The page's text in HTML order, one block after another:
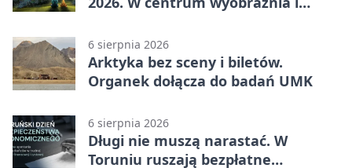
6 sierpnia 2026
Arktyka bez sceny i biletów.
Organek dołącza do badań UMK
6 sierpnia 2026
Długi nie muszą narastać. W
Toruniu ruszają bezpłatne